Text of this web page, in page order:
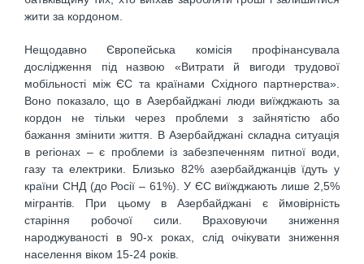
жити за кордоном.
Нещодавно Європейська комісія профінансувала
дослідження під назвою «Витрати й вигоди трудової
мобільності між ЄС та країнами Східного партнерства».
Воно показало, що в Азербайджані люди виїжджають за
кордон не тільки через проблеми з зайнятістю або
бажання змінити життя. В Азербайджані складна ситуація
в регіонах – є проблеми із забезпеченням питної води,
газу та електрики. Близько 82% азербайджанців їдуть у
країни СНД (до Росії – 61%). У ЄС виїжджають лише 2,5%
мігрантів. При цьому в Азербайджані є ймовірність
старіння робочої сили. Враховуючи зниження
народжуваності в 90-х роках, слід очікувати зниження
населення віком 15-24 років.